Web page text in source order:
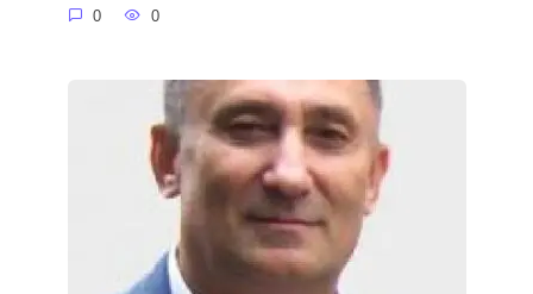
0 0